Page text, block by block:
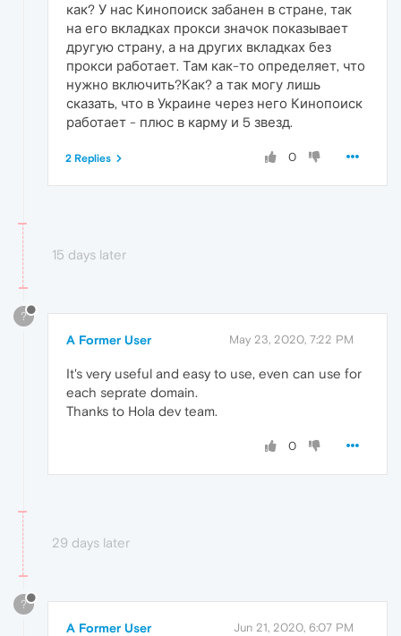
как? У нас Кинопоиск забанен в стране, так
на его вкладках прокси значок показывает
другую страну, а на других вкладках без
прокси работает. Там как-то определяет, что
нужно включить?Как? а так могу лишь
сказать, что в Украине через него Кинопоиск
работает - плюс в карму и 5 звезд.
0
2 Replies
15 days later
?
A Former User May 23, 2020, 7:22 PM
It's very useful and easy to use, even can use for
each seprate domain.
Thanks to Hola dev team.
0
29 days later
?
A Former User Jun 21, 2020, 6:07 PM